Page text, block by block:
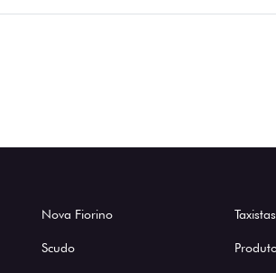
Nova Fiorino
Scudo
Taxistas